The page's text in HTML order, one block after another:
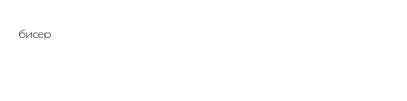
бисер